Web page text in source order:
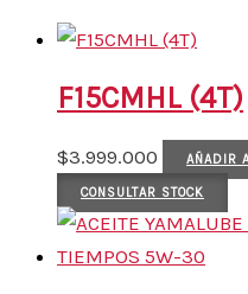
F15CMHL (4T)
$3.999.000 AÑADIR
CONSULTAR STOCK